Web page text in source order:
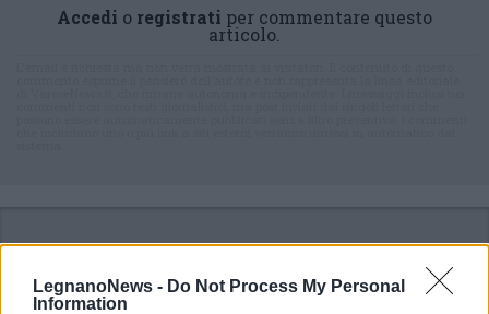
LegnanoNews - Do Not Process My Personal
Information
Accedi o registrati per commentare questo
articolo.